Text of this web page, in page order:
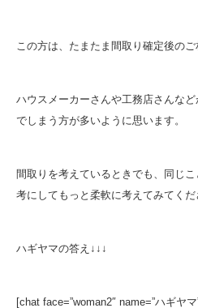
この方は、たまたま間取り確定後のご
ハウスメーカーさんや工務店さんな
でしまう方が多いように思います。
間取りを考えているときでも、同じ
考にしてもっと柔軟に考えてみてくだ
ハギヤマの答え↓↓↓
[chat face=”woman2″ name=”ハギヤマ